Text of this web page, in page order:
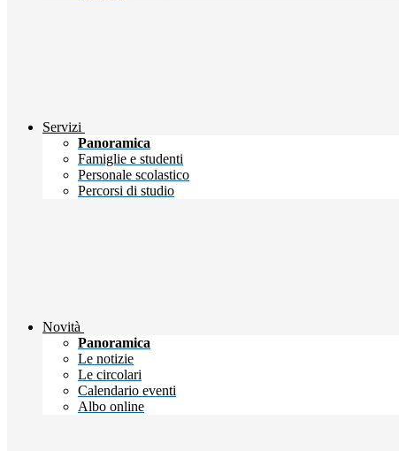
Servizi
Panoramica
Famiglie e studenti
Personale scolastico
Percorsi di studio
Novità
Panoramica
Le notizie
Le circolari
Calendario eventi
Albo online